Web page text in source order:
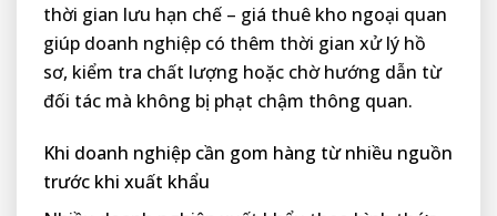
thời gian lưu hạn chế – giá thuê kho ngoại quan
giúp doanh nghiệp có thêm thời gian xử lý hồ
sơ, kiểm tra chất lượng hoặc chờ hướng dẫn từ
đối tác mà không bị phạt chậm thông quan.
Khi doanh nghiệp cần gom hàng từ nhiều nguồn
trước khi xuất khẩu